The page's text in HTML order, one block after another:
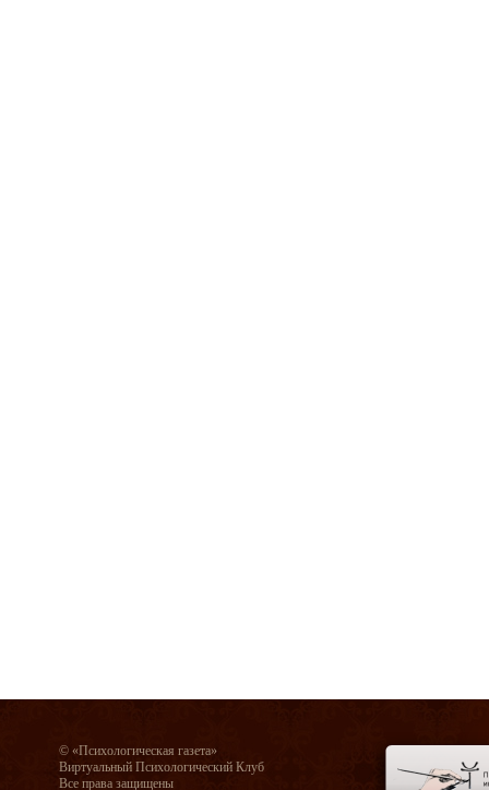
© «Психологическая газета»
Виртуальный Психологический Клуб
Все права защищены